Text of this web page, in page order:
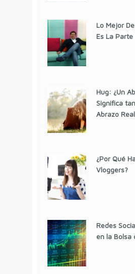
Lo Mejor
Es La
Hug: ¿Un
Significa
Abrazo
¿Por Qué
Vloggers?
Redes
en la Bolsa